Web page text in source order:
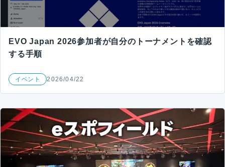
EVO Japan 2026参加者が自分のトーナメントを確認
する手順
イベント 2026/04/22